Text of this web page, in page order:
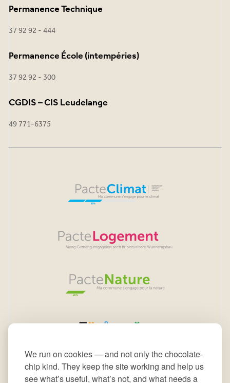
We run on cookies — and not only the chocolate-
chip kind. They keep the site working and help us
see what’s useful, what’s not, and what needs a
Permanence Technique
37 92 92 - 444
Permanence École (intempéries)
37 92 92 - 300
CGDIS – CIS Leudelange
49 771-6375